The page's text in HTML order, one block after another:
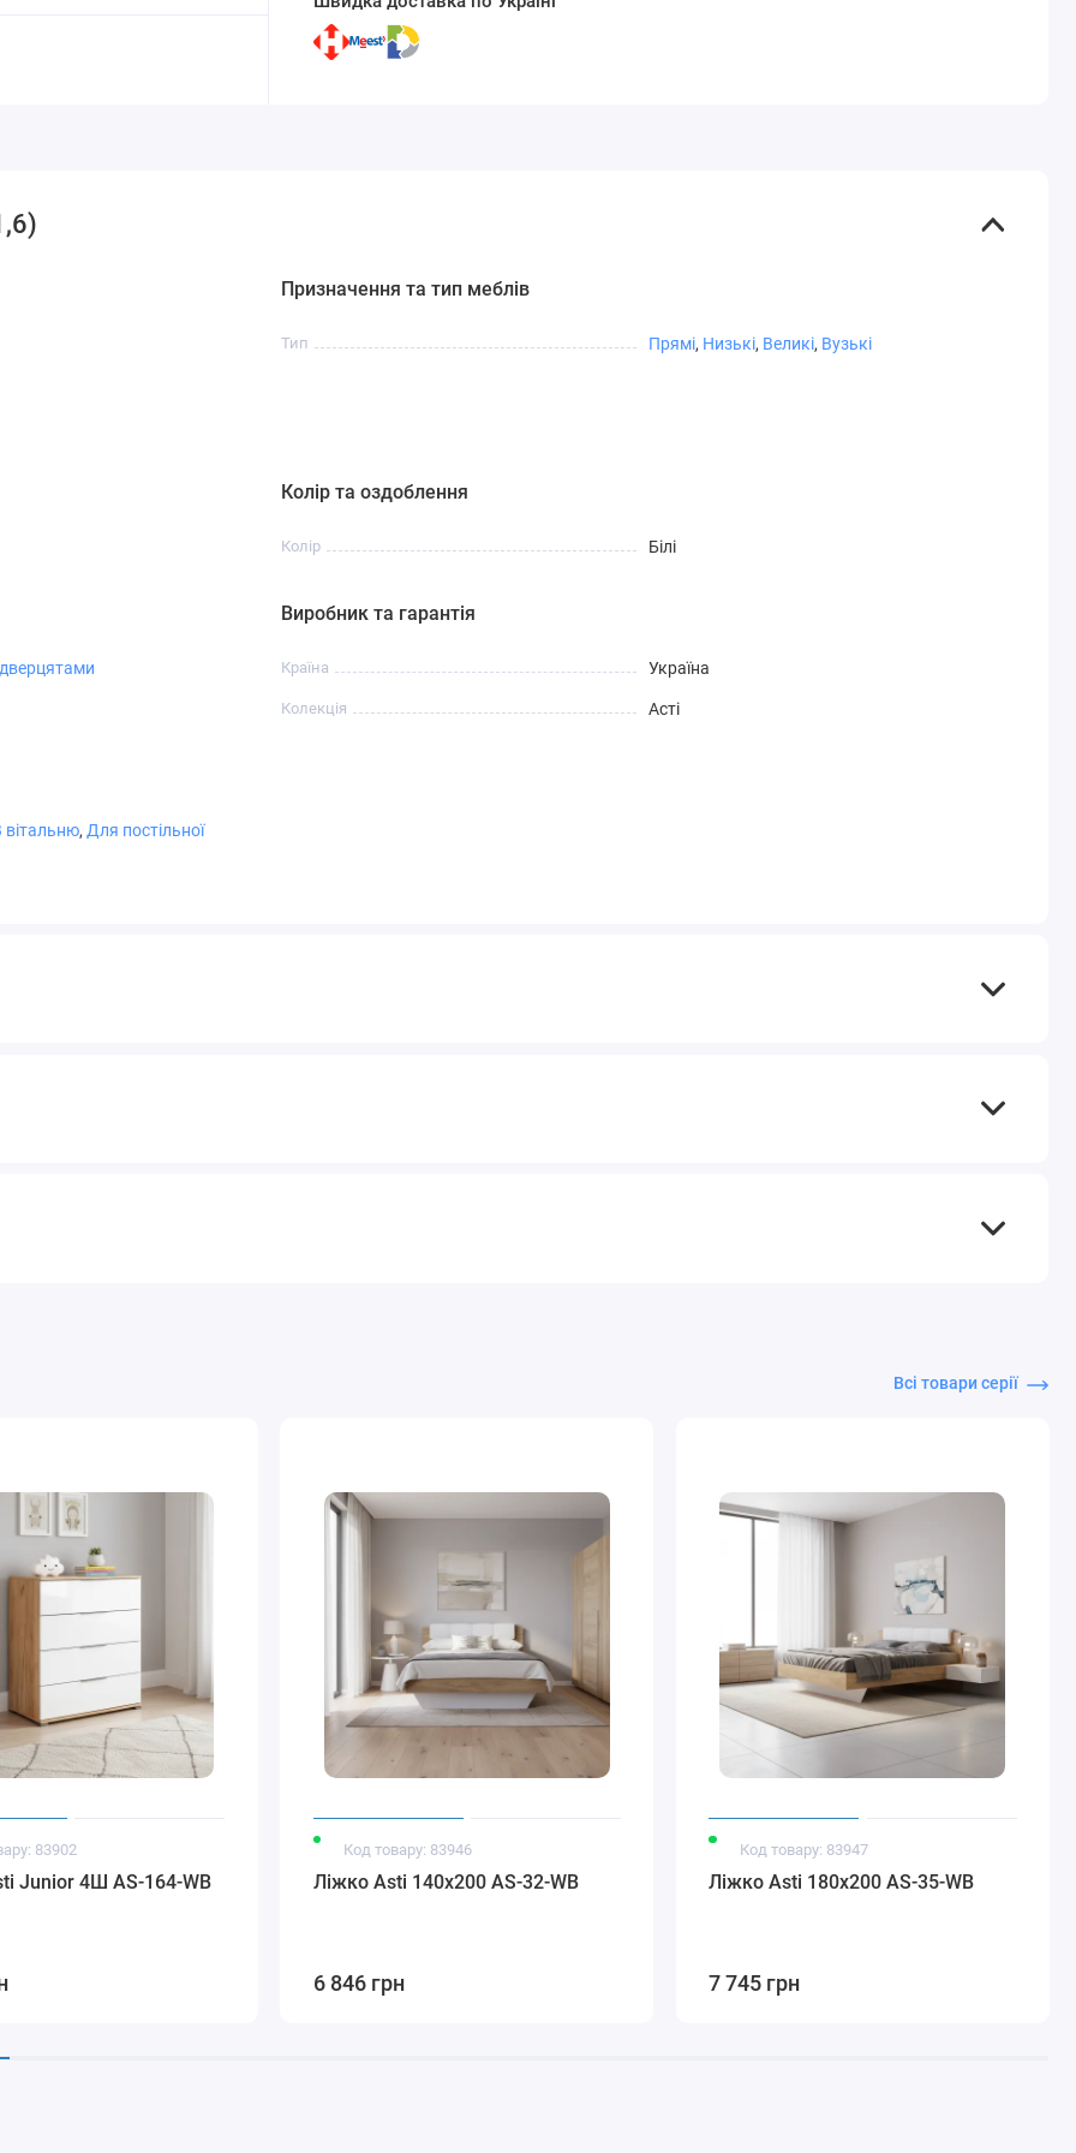
Призначення та тип меблів
Тип Прямі, Низькі, Великі, Вузькі
Колір та оздоблення
Колір Білі
Виробник та гарантія
Країна Україна
Колекція Асті
вітальню, Для постільної
Всі товари серії
83902
Junior 4Ш AS-164-WB
Код товару: 83946
Ліжко Asti 140x200 AS-32-WB
6 846 грн
Код товару: 83947
Ліжко Asti 180x200 AS-35-WB
7 745 грн